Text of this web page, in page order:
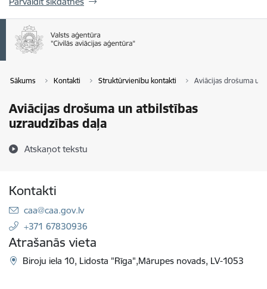
Sākums Kontakti Struktūrvienību kontakti Aviācijas drošuma un
Aviācijas drošuma un atbilstības
uzraudzības daļa
Atskaņot tekstu
Kontakti
E-pasts:
caa@caa.gov.lv
+371 67830936
Atrašanās vieta
Biroju iela 10, Lidosta "Rīga",Mārupes novads, LV-1053